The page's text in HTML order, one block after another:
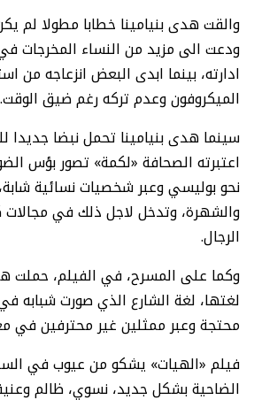
والقت هدى بنيامينا خطابا مطولا لم
ودعت الى مزيد من النساء المخرجات
ادارته، بينما ابدى البعض انزعاجه من
الميكروفون وعدم تركه رغم ضيق الوقت.
سينما هدى بنيامينا تحمل نبضا جديدا
اعتبرته الصحافة «لكمة» تصور بؤس
نحو بوليسي وعبر شخصيات نسائية
والشهرة، وتدخل لاجل ذلك في مجالات
الرجال.
وكما على المسرح، في الفيلم، حملت
لغتها، لغة الشارع الذي صورت شبابه
محتجة وعبر ممثلين غير محترفين
فيلم «الهيات» يشكو من عيوب في
الضاحية بشكل جديد، نسوي، ظالم